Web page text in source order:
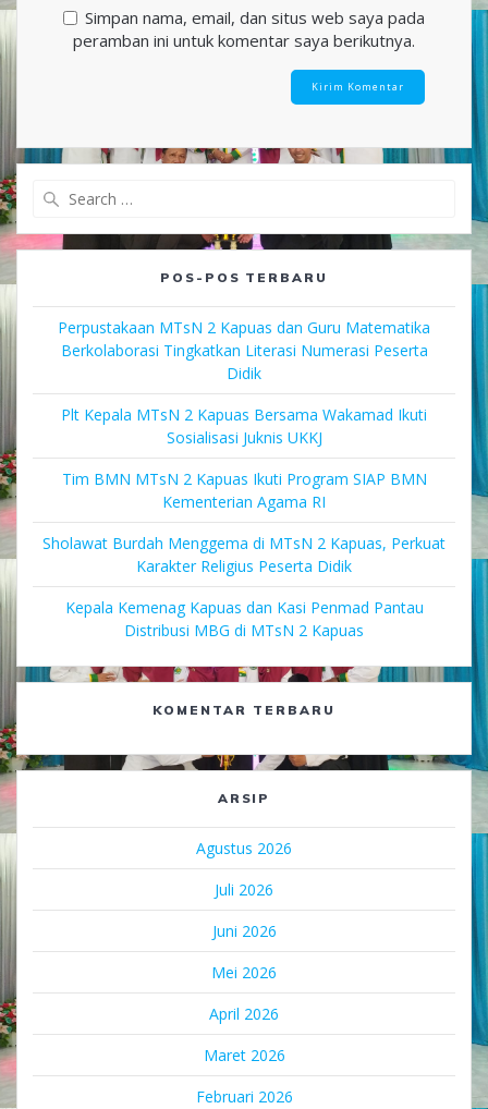
Simpan nama, email, dan situs web saya pada
peramban ini untuk komentar saya berikutnya.
POS-POS TERBARU
Perpustakaan MTsN 2 Kapuas dan Guru Matematika
Berkolaborasi Tingkatkan Literasi Numerasi Peserta
Didik
Plt Kepala MTsN 2 Kapuas Bersama Wakamad Ikuti
Sosialisasi Juknis UKKJ
Tim BMN MTsN 2 Kapuas Ikuti Program SIAP BMN
Kementerian Agama RI
Sholawat Burdah Menggema di MTsN 2 Kapuas, Perkuat
Karakter Religius Peserta Didik
Kepala Kemenag Kapuas dan Kasi Penmad Pantau
Distribusi MBG di MTsN 2 Kapuas
KOMENTAR TERBARU
ARSIP
Agustus 2026
Juli 2026
Juni 2026
Mei 2026
April 2026
Maret 2026
Februari 2026